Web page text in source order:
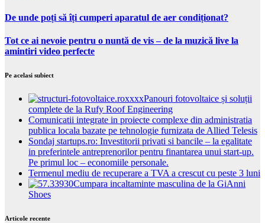
De unde poți să îți cumperi aparatul de aer condiționat?
Tot ce ai nevoie pentru o nuntă de vis – de la muzică live la
amintiri video perfecte
Pe acelasi subiect
Panouri fotovoltaice și soluții
complete de la Rufy Roof Engineering
Comunicatii integrate in proiecte complexe din administratia
publica locala bazate pe tehnologie furnizata de Allied Telesis
Sondaj startups.ro: Investitorii privati si bancile – la egalitate
in preferintele antreprenorilor pentru finantarea unui start-up.
Pe primul loc – economiile personale.
Termenul mediu de recuperare a TVA a crescut cu peste 3 luni
Cumpara incaltaminte masculina de la GiAnni
Shoes
Articole recente